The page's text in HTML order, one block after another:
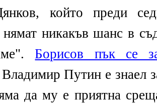
който преди
нямат никакъв шанс в
Борисов пък се
Владимир Путин е знаел
да му е приятна